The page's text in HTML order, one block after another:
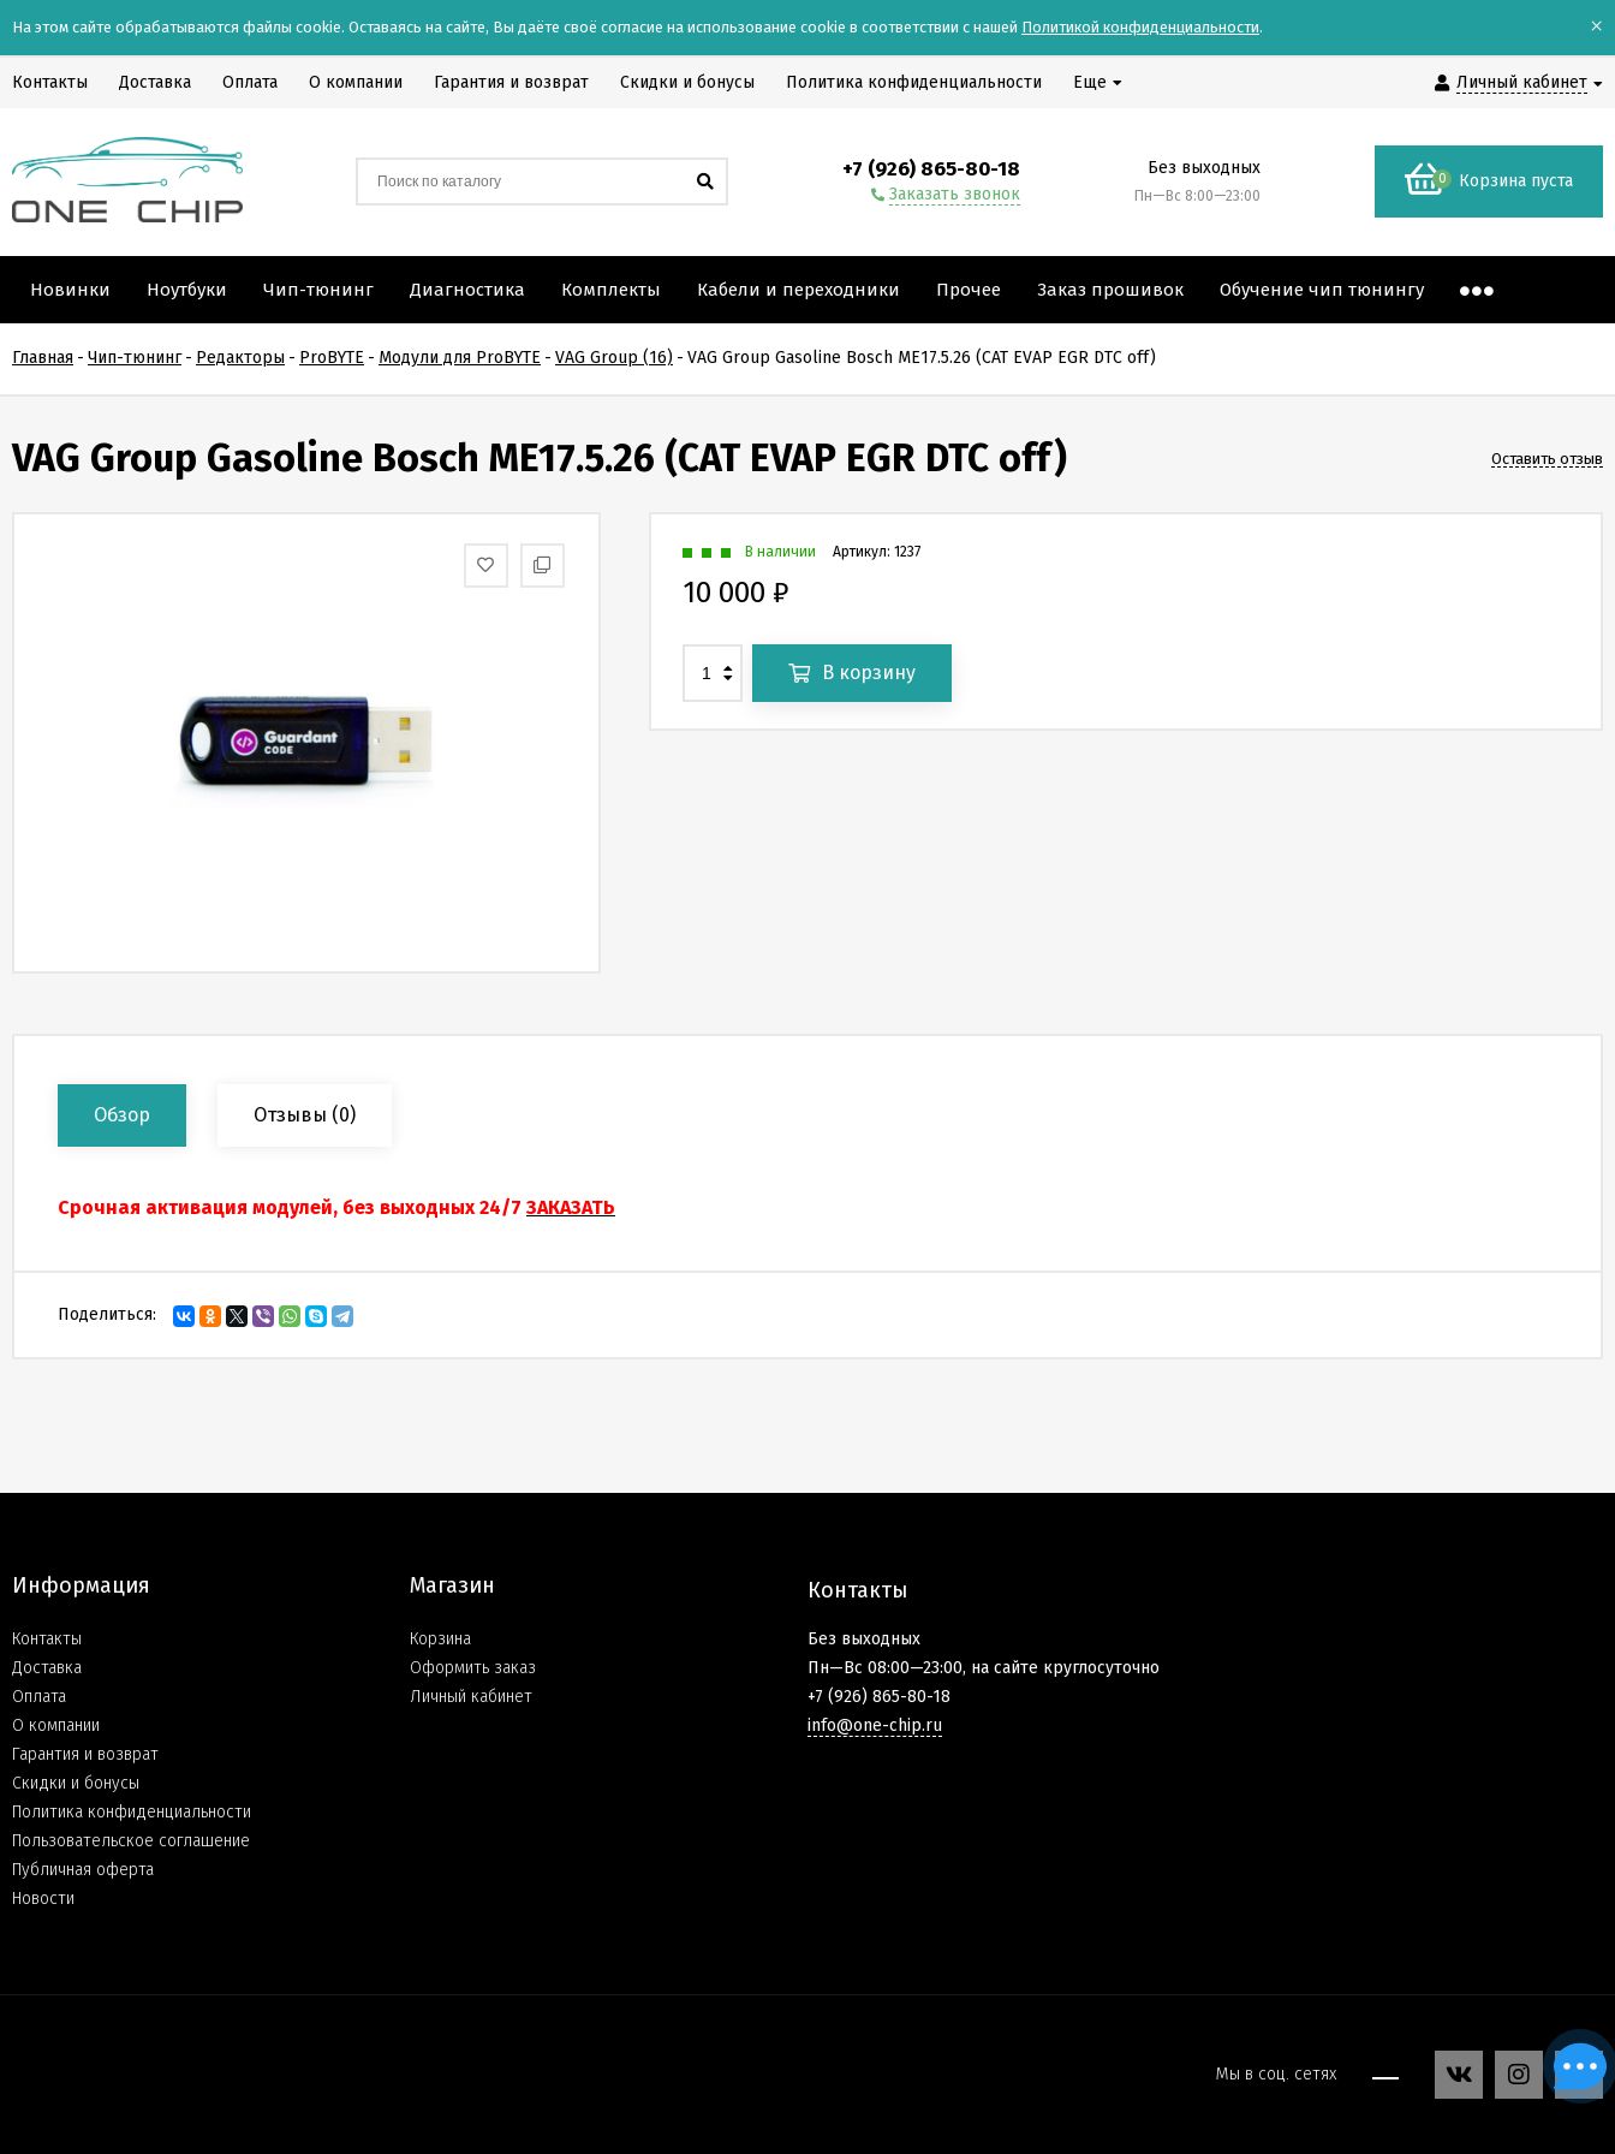
На этом сайте обрабатываются файлы cookie. Оставаясь на сайте, Вы даёте своё согласие на использование cookie в соответствии с нашей Политикой конфиденциальности. ×
Личный кабинет
Контакты Доставка Оплата О компании Гарантия и возврат Скидки и бонусы Политика конфиденциальности Еще
+7 (926) 865-80-18
Заказать звонок
Без выходных
Пн—Вс 8:00—23:00
0 Корзина пуста
Новинки Ноутбуки Чип-тюнинг Диагностика Комплекты Кабели и переходники Прочее Заказ прошивок Обучение чип тюнингу
Главная - Чип-тюнинг - Редакторы - ProBYTE - Модули для ProBYTE - VAG Group (16) - VAG Group Gasoline Bosch ME17.5.26 (CAT EVAP EGR DTC off)
VAG Group Gasoline Bosch ME17.5.26 (CAT EVAP EGR DTC off) Оставить отзыв
Артикул: 1237
В наличии
10 000 ₽
В корзину
Обзор Отзывы (0)
Срочная активация модулей, без выходных 24/7 ЗАКАЗАТЬ
Поделиться:
Информация
Контакты
Доставка
Оплата
О компании
Гарантия и возврат
Скидки и бонусы
Политика конфиденциальности
Пользовательское соглашение
Публичная оферта
Новости
Магазин
Корзина
Оформить заказ
Личный кабинет
Контакты
Без выходных
Пн—Вс 08:00—23:00, на сайте круглосуточно
+7 (926) 865-80-18
info@one-chip.ru
Мы в соц. сетях